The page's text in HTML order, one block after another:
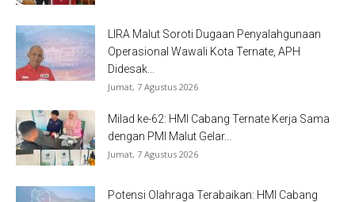
LIRA Malut Soroti Dugaan Penyalahgunaan
Operasional Wawali Kota Ternate, APH
Didesak...
Jumat, 7 Agustus 2026
Milad ke-62: HMI Cabang Ternate Kerja Sama
dengan PMI Malut Gelar...
Jumat, 7 Agustus 2026
Potensi Olahraga Terabaikan: HMI Cabang